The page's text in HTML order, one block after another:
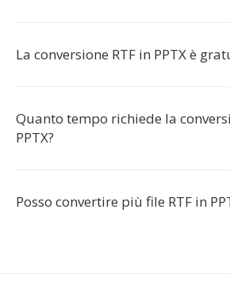
La conversione RTF in PPTX è
Quanto tempo richiede la
PPTX?
Posso convertire più file RTF in